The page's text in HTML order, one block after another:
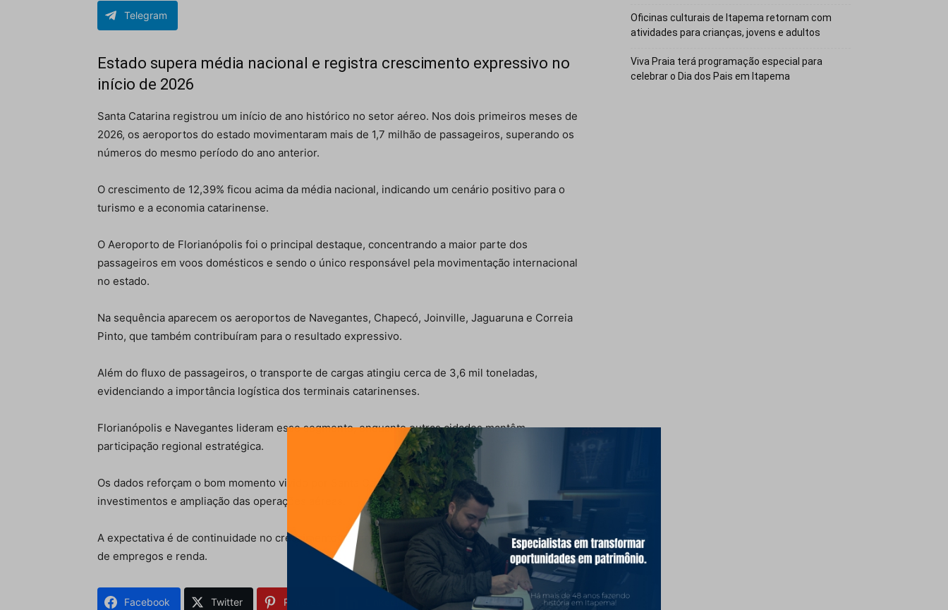
Telegram
Estado supera média nacional e registra crescimento expressivo no
início de 2026
Santa Catarina registrou um início de ano histórico no setor aéreo. Nos dois primeiros meses de
2026, os aeroportos do estado movimentaram mais de 1,7 milhão de passageiros, superando os
números do mesmo período do ano anterior.
O crescimento de 12,39% ficou acima da média nacional, indicando um cenário positivo para o
turismo e a economia catarinense.
O Aeroporto de Florianópolis foi o principal destaque, concentrando a maior parte dos
passageiros em voos domésticos e sendo o único responsável pela movimentação internacional
no estado.
Na sequência aparecem os aeroportos de Navegantes, Chapecó, Joinville, Jaguaruna e Correia
Pinto, que também contribuíram para o resultado expressivo.
Além do fluxo de passageiros, o transporte de cargas atingiu cerca de 3,6 mil toneladas,
evidenciando a importância logística dos terminais catarinenses.
Florianópolis e Navegantes lideram esse segmento, enquanto outras cidades mantêm
participação regional estratégica.
Os dados reforçam o bom momento vivido por Santa Catarina, impulsionado pelo turismo,
investimentos e ampliação das operações aéreas.
A expectativa é de continuidade no crescimento ao longo do ano, com impacto direto na geração
de empregos e renda.
Facebook Twitter Pinterest LinkedIn WhatsApp
Oficinas culturais de Itapema retornam com
atividades para crianças, jovens e adultos
Viva Praia terá programação especial para
celebrar o Dia dos Pais em Itapema